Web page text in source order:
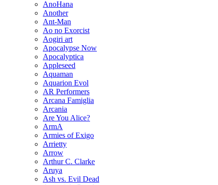
AnoHana
Another
Ant-Man
Ao no Exorcist
Aogiri art
Apocalypse Now
Apocalyptica
Appleseed
Aquaman
Aquarion Evol
AR Performers
Arcana Famiglia
Arcania
Are You Alice?
ArmA
Armies of Exigo
Arrietty
Arrow
Arthur C. Clarke
Aruya
Ash vs. Evil Dead